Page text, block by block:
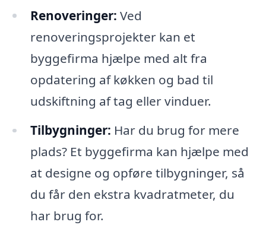
Renoveringer: Ved
renoveringsprojekter kan et
byggefirma hjælpe med alt fra
opdatering af køkken og bad til
udskiftning af tag eller vinduer.
Tilbygninger: Har du brug for mere
plads? Et byggefirma kan hjælpe med
at designe og opføre tilbygninger, så
du får den ekstra kvadratmeter, du
har brug for.